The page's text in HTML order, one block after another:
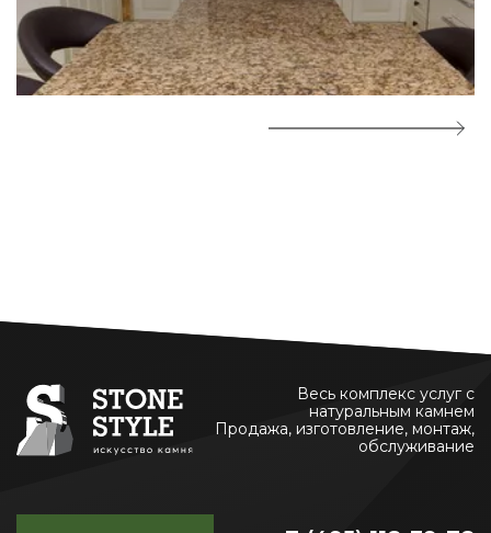
Весь комплекс услуг с
натуральным камнем
Продажа, изготовление, монтаж,
обслуживание